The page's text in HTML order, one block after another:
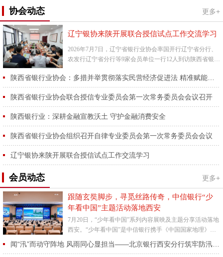
协会动态 更多+
辽宁银协来陕开展联合授信试点工作交流学习
2026年7月7日，辽宁省银行业协会率国开行辽宁省分行、
农发行辽宁省分行等9家会员单位一行12人到访陕西省银行
行业协...
陕西省银行业协会联合授信专业委员会第一次常务委员会会议召开
陕西银行业：深耕金融宣教沃土 守护金融消费安全
陕西省银行业协会组织召开自律专业委员会第一次常务委员会会议
辽宁银协来陕开展联合授信试点工作交流学习
会员动态 更多+
跟随玄奘脚步，寻觅丝路传奇，中信银行“少
年看中国”主题活动落地西安
7月20日，“少年看中国”系列内容展映及主题分享活动落地
西安。“少年看中国”是中信银行携手《中国国家地理》杂
志社为亲子家庭特别打造的主题活动，旨在以精彩地理内
容...